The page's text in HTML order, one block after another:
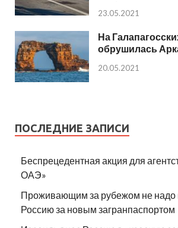
23.05.2021
На
обрушилась
20.05.2021
ПОСЛЕДНИЕ ЗАПИСИ
Беспрецедентная акция для
ОАЭ»
Проживающим за рубежом не надо
Россию за новым загранпаспортом